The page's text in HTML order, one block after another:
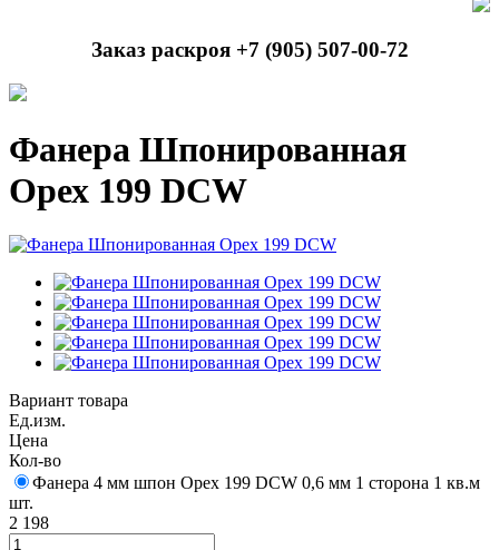
Заказ раскроя +7 (905) 507-00-72
Фанера Шпонированная
Орех 199 DCW
Вариант товара
Ед.изм.
Цена
Кол-во
Фанера 4 мм шпон Орех 199 DCW 0,6 мм 1 сторона 1 кв.м
шт.
2 198